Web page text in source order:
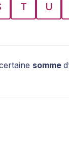
T U
somme